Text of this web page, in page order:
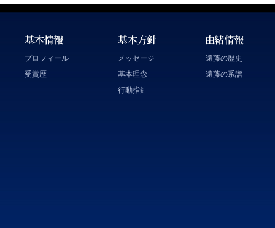
プロフィール
受賞歴
メッセージ
基本理念
行動指針
遠藤の歴史
遠藤の系譜